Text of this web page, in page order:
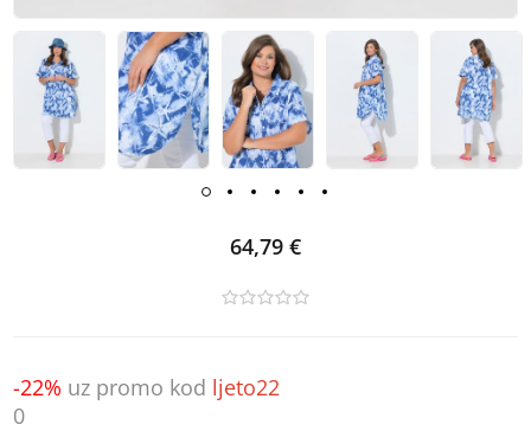
64,79 €
-22% uz promo kod ljeto22
0